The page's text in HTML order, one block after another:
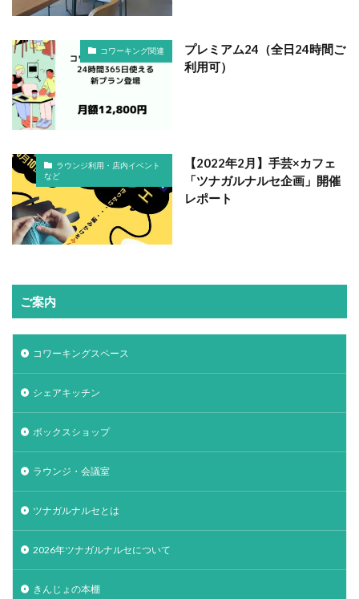
コワーキング関連
プレミアム24（全日24時間ご
利用可）
ラウンジ利用・店内イベント
など
【2022年2月】手芸×カフェ
「ツナガルナルセ企画」開催
レポート
ご案内
コワーキングスペース
シェアキッチン
ボックスショップ
ラウンジ・会議室
ツナガルナルセとは
2026年ツナガルナルセについて
きんじょの本棚